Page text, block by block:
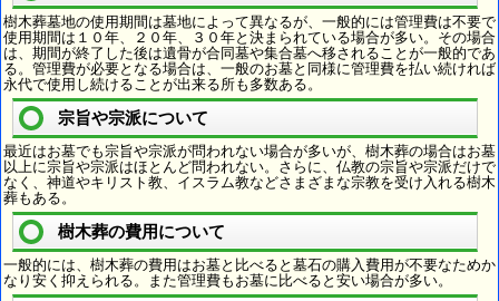
樹木葬墓地の使用期間は墓地によって異なるが、一般的には管理費は不要で
使用期間は１０年、２０年、３０年と決まられている場合が多い。その場合
は、期間が終了した後は遺骨が合同墓や集合墓へ移されることが一般的であ
る。管理費が必要となる場合は、一般のお墓と同様に管理費を払い続ければ
永代で使用し続けることが出来る所も多数ある。
宗旨や宗派について
最近はお墓でも宗旨や宗派が問われない場合が多いが、樹木葬の場合はお墓
以上に宗旨や宗派はほとんど問われない。さらに、仏教の宗旨や宗派だけで
なく、神道やキリスト教、イスラム教などさまざまな宗教を受け入れる樹木
葬もある。
樹木葬の費用について
一般的には、樹木葬の費用はお墓と比べると墓石の購入費用が不要なためか
なり安く抑えられる。また管理費もお墓に比べると安い場合が多い。